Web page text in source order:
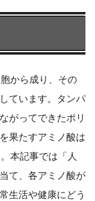
から成り、その
ています。タンパ
がってできたポリ
果たすアミノ酸は
本記事では「人
て、各アミノ酸が
生活や健康にどう